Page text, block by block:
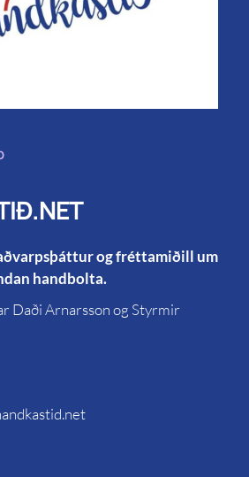
og fréttamiðill um
handbolta.
Daði Arnarsson og Styrmir